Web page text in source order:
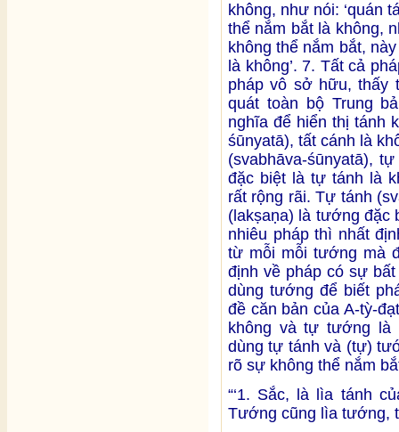
không, như nói: ‘quán
thể nắm bắt là không,
không thể nắm bắt,
là không’. 7. Tất cả
pháp vô sở hữu, thấy
quát toàn bộ Trung
nghĩa để hiển thị tánh
śūnyatā), tất cánh là
(svabhāva-śūnyatā),
đặc biệt là tự tánh là
rất rộng rãi. Tự tánh
(lakṣaṇa) là tướng đặc
nhiêu pháp thì nhất
từ mỗi mỗi tướng mà
định về pháp có sự
dùng tướng để biết
đề căn bản của A-tỳ-
không và tự tướng là
dùng tự tánh và (tự)
rõ sự không thể nắm
“‘1. Sắc, là lìa tánh
Tướng cũng lìa tướng,